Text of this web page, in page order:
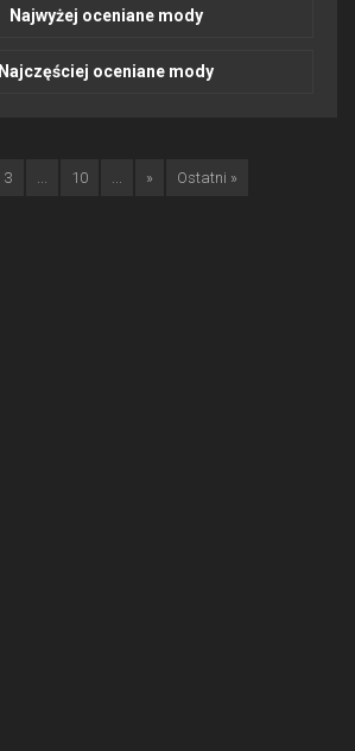
Najwyżej oceniane mody
Najczęściej oceniane mody
3 ... 10 ... » Ostatni »